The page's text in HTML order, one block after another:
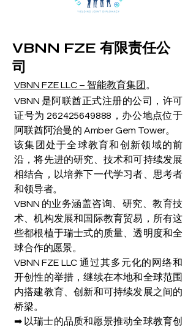
VBNN FZE 有限责任公
司
VBNN FZE LLC – 智能教育集团 。
VBNN 是阿联酋正式注册的公司，许可
证号为 262425649888 ，办公地点位于
阿联酋阿治曼的 Amber Gem Tower。
该集团处于全球教育和创新领域的前
沿，将先进的研究、技术和可持续发展
相结合，以培养下一代学习者、思考者
和领导者。
VBNN 的业务涵盖咨询、研究、教育技
术、机构发展和国际教育贸易，所有这
些都根植于瑞士式的质量、透明度和全
球合作的愿景。
VBNN FZE LLC 通过其多元化的网络和
开创性的举措，继续在本地和全球范围
内搭建教育、创新和可持续发展之间的
桥梁。
➡ 以瑞士的品质和愿景推动全球教育创